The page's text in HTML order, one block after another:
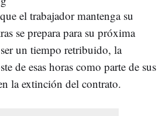
el trabajador mantenga su
se prepara para su próxima
un tiempo retribuido, la
de esas horas como parte de sus
la extinción del contrato.